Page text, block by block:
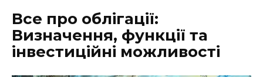
Все про облігації:
Визначення, функції та
інвестиційні можливості